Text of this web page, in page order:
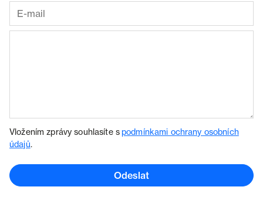
Vložením zprávy souhlasíte spodmínkami ochrany osobních
údajů.
Odeslat